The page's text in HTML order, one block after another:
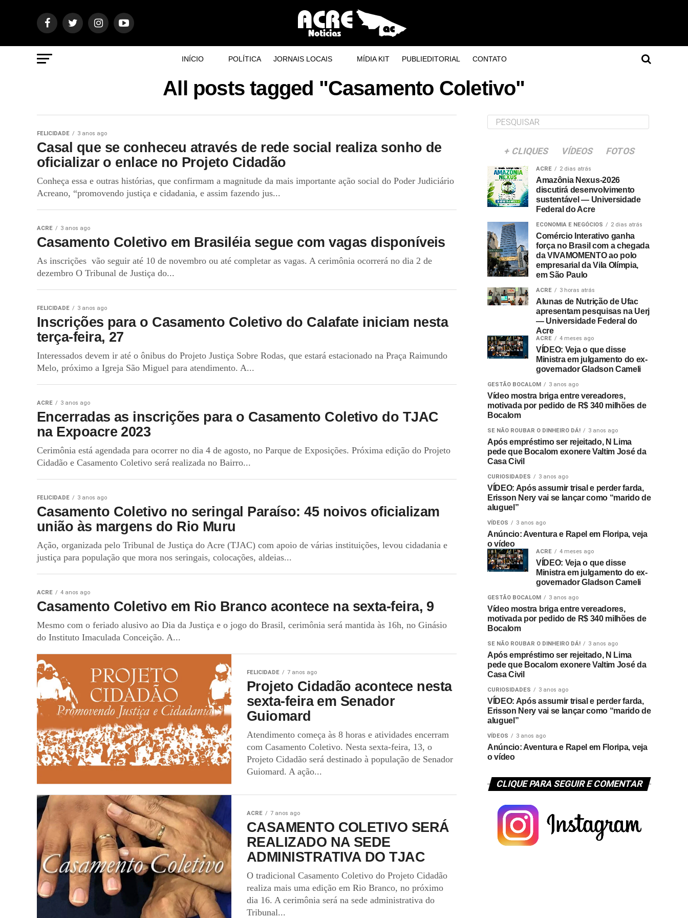
INÍCIO POLÍTICA JORNAIS LOCAIS MÍDIA KIT PUBLIEDITORIAL CONTATO
All posts tagged "Casamento Coletivo"
FELICIDADE 3 anos ago
Casal que se conheceu através de rede social realiza sonho de
oficializar o enlace no Projeto Cidadão
Conheça essa e outras histórias, que confirmam a magnitude da mais importante ação social do Poder Judiciário
Acreano, “promovendo justiça e cidadania, e assim fazendo jus...
ACRE 3 anos ago
Casamento Coletivo em Brasiléia segue com vagas disponíveis
As inscrições vão seguir até 10 de novembro ou até completar as vagas. A cerimônia ocorrerá no dia 2 de
dezembro O Tribunal de Justiça do...
FELICIDADE 3 anos ago
Inscrições para o Casamento Coletivo do Calafate iniciam nesta
terça-feira, 27
Interessados devem ir até o ônibus do Projeto Justiça Sobre Rodas, que estará estacionado na Praça Raimundo
Melo, próximo a Igreja São Miguel para atendimento. A...
ACRE 3 anos ago
Encerradas as inscrições para o Casamento Coletivo do TJAC
na Expoacre 2023
Cerimônia está agendada para ocorrer no dia 4 de agosto, no Parque de Exposições. Próxima edição do Projeto
Cidadão e Casamento Coletivo será realizada no Bairro...
FELICIDADE 3 anos ago
Casamento Coletivo no seringal Paraíso: 45 noivos oficializam
união às margens do Rio Muru
Ação, organizada pelo Tribunal de Justiça do Acre (TJAC) com apoio de várias instituições, levou cidadania e
justiça para população que mora nos seringais, colocações, aldeias...
ACRE 4 anos ago
Casamento Coletivo em Rio Branco acontece na sexta-feira, 9
Mesmo com o feriado alusivo ao Dia da Justiça e o jogo do Brasil, cerimônia será mantida às 16h, no Ginásio
do Instituto Imaculada Conceição. A...
FELICIDADE 7 anos ago
Projeto Cidadão acontece nesta
sexta-feira em Senador
Guiomard
Atendimento começa às 8 horas e atividades encerram
com Casamento Coletivo. Nesta sexta-feira, 13, o
Projeto Cidadão será destinado à população de Senador
Guiomard. A ação...
ACRE 7 anos ago
CASAMENTO COLETIVO SERÁ
REALIZADO NA SEDE
ADMINISTRATIVA DO TJAC
O tradicional Casamento Coletivo do Projeto Cidadão
realiza mais uma edição em Rio Branco, no próximo
dia 16. A cerimônia será na sede administrativa do
Tribunal...
+ CLIQUES VÍDEOS FOTOS
ACRE 2 dias atrás
Amazônia Nexus-2026
discutirá desenvolvimento
sustentável — Universidade
Federal do Acre
ECONOMIA E NEGÓCIOS 2 dias atrás
Comércio Interativo ganha
força no Brasil com a chegada
da VIVAMOMENTO ao polo
empresarial da Vila Olímpia,
em São Paulo
ACRE 3 horas atrás
Alunas de Nutrição de Ufac
apresentam pesquisas na Uerj
— Universidade Federal do
Acre
ACRE 4 meses ago
VÍDEO: Veja o que disse
Ministra em julgamento do ex-
governador Gladson Cameli
GESTÃO BOCALOM 3 anos ago
Vídeo mostra briga entre vereadores,
motivada por pedido de R$ 340 milhões de
Bocalom
SE NÃO ROUBAR O DINHEIRO DÁ! 3 anos ago
Após empréstimo ser rejeitado, N Lima
pede que Bocalom exonere Valtim José da
Casa Civil
CURIOSIDADES 3 anos ago
VÍDEO: Após assumir trisal e perder farda,
Erisson Nery vai se lançar como “marido de
aluguel”
VÍDEOS 3 anos ago
Anúncio: Aventura e Rapel em Floripa, veja
o vídeo
ACRE 4 meses ago
VÍDEO: Veja o que disse
Ministra em julgamento do ex-
governador Gladson Cameli
GESTÃO BOCALOM 3 anos ago
Vídeo mostra briga entre vereadores,
motivada por pedido de R$ 340 milhões de
Bocalom
SE NÃO ROUBAR O DINHEIRO DÁ! 3 anos ago
Após empréstimo ser rejeitado, N Lima
pede que Bocalom exonere Valtim José da
Casa Civil
CURIOSIDADES 3 anos ago
VÍDEO: Após assumir trisal e perder farda,
Erisson Nery vai se lançar como “marido de
aluguel”
VÍDEOS 3 anos ago
Anúncio: Aventura e Rapel em Floripa, veja
o vídeo
CLIQUE PARA SEGUIR E COMENTAR